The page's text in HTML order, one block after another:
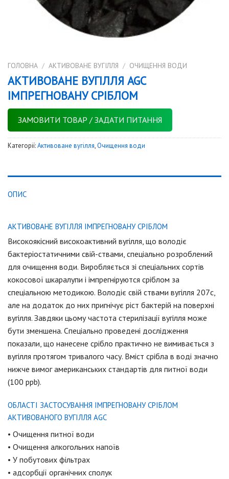
ГОЛОВНА / АКТИВОВАНЕ ВУГІЛЛЯ / ОЧИЩЕННЯ ВОДИ
АКТИВОВАНЕ ВУГІЛЛЯ AGC
ІМПРЕГНОВАНУ СРІБЛОМ
ЗАМОВИТИ ТОВАР / ЗАДАТИ ПИТАННЯ
Категорії:Активоване вугілля,Очищення води
ОПИС
АКТИВОВАНЕ ВУГІЛЛЯ ІМПРЕГНОВАНУ СРІБЛОМ
Високоякісний високоактивний вугілля, що володіє
бактеріостатичними свій-ствами, спеціально розроблений
для очищення води. Виробляється зі спеціальних сортів
кокосової шкаралупи і імпрегніруются сріблом за
спеціальною методикою. Володіє свій ствами вугілля 207с,
але на додаток до них пригнічує ріст бактерій на поверхні
вугілля. Завдяки цьому частота стерилізації вугілля може
бути зменшена. Спеціально проведені дослідження
показали, що нанесене срібло практично не вимивається з
вугілля протягом тривалого часу. Вміст срібла в воді значно
нижче вимог американських стандартів для питної води
(100 ppb).
ОБЛАСТІ ЗАСТОСУВАННЯ ІМПРЕГНОВАНУ СРІБЛОМ
АКТИВОВАНОГО ВУГІЛЛЯ AGC
• Очищення питної води
• Очищення алкогольних напоїв
• У побутових фільтрах
• адсорбції органічних сполук